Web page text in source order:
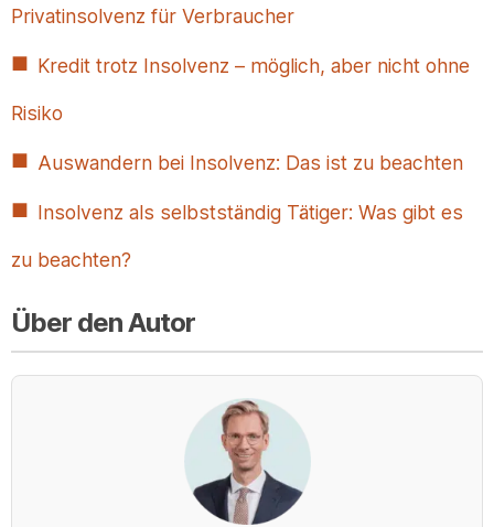
Privatinsolvenz für Verbraucher
Kredit trotz Insolvenz – möglich, aber nicht ohne
Risiko
Auswandern bei Insolvenz: Das ist zu beachten
Insolvenz als selbstständig Tätiger: Was gibt es
zu beachten?
Über den Autor